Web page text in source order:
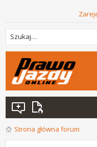
Strona główna forum